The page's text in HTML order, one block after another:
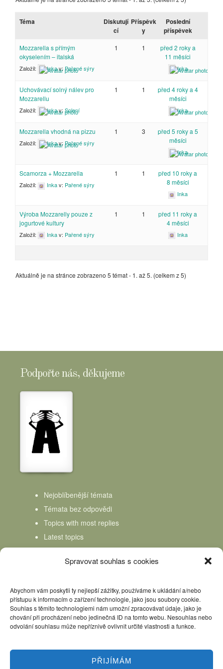
Spravovat souhlas s cookies
Abychom vám poskytli ty nejlepší zážitky, používáme k ukládání a/nebo
přístupu k informacím o zařízení technologie, jako jsou soubory cookie.
Souhlas s těmito technologiemi nám umožní zpracovávat údaje, jako je
chování při procházení nebo jedinečná ID na tomto webu. Nesouhlas nebo
odvolání souhlasu může nepříznivě ovlivnit určité vlastnosti a funkce.
PŘIJÍMÁM
Téma
Diskutují
cí
Příspěvk
y
Poslední
příspěvek
Mozzarella s přímým
okyselením – italská
Založil: Inkav:Pařené sýry
1 1
před 2 roky a
11 měsíci
Inka
Uchovávací solný nálev pro
Mozzarellu
Založil: Inkav:Solení
1 1
před 4 roky a 4
měsíci
Inka
Mozzarella vhodná na pizzu
Založil: Inkav:Pařené sýry
1 3
před 5 roky a 5
měsíci
Inka
Scamorza + Mozzarella
Založil: Inkav: Pařené sýry
1 1
před 10 roky a
8 měsíci
Inka
Výroba Mozzarelly pouze z
jogurtové kultury
Založil: Inkav: Pařené sýry
1 1
před 11 roky a
4 měsíci
Inka
Aktuálně je na stránce zobrazeno 5 témat - 1. až 5. (celkem z 5)
Podpořte nás, děkujeme
Nejoblíbenější témata
Témata bez odpovědi
Topics with most replies
Latest topics
Topics Freshness